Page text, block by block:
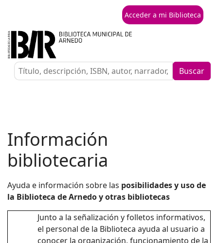
Acceder a mi Biblioteca
Buscar
Información
bibliotecaria
Ayuda e información sobre las posibilidades y uso de
la Biblioteca de Arnedo y otras bibliotecas
Junto a la señalización y folletos informativos,
el personal de la Biblioteca ayuda al usuario a
conocer la organización, funcionamiento de la